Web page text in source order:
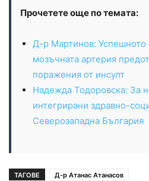
Прочетете още по темата:
Д-р Мартинов: Успешното
мозъчната артерия
поражения от инсулт
Надежда Тодоровска: За
интегрирани здравно-
Северозападна България
ТАГОВЕ Д-р Атанас Атанасов